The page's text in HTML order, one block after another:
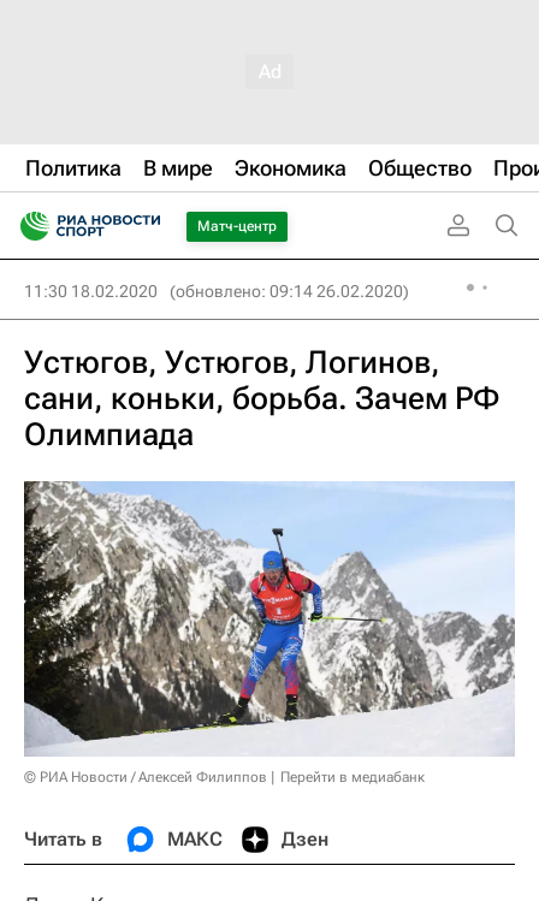
Политика В мире Экономика Общество
Матч-центр
11:30 18.02.2020 (обновлено: 09:14 26.02.2020)
Устюгов, Устюгов, Логинов,
сани, коньки, борьба. Зачем РФ
Олимпиада
© РИА Новости / Алексей Филиппов Перейти в медиабанк
Читать в МАКС Дзен